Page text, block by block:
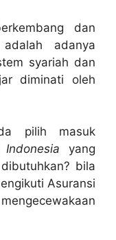
dan
adanya
syariah dan
diminati oleh
pilih masuk
Indonesia yang
bila
Asuransi